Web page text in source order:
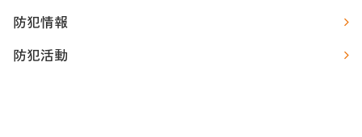
防犯情報
防犯活動